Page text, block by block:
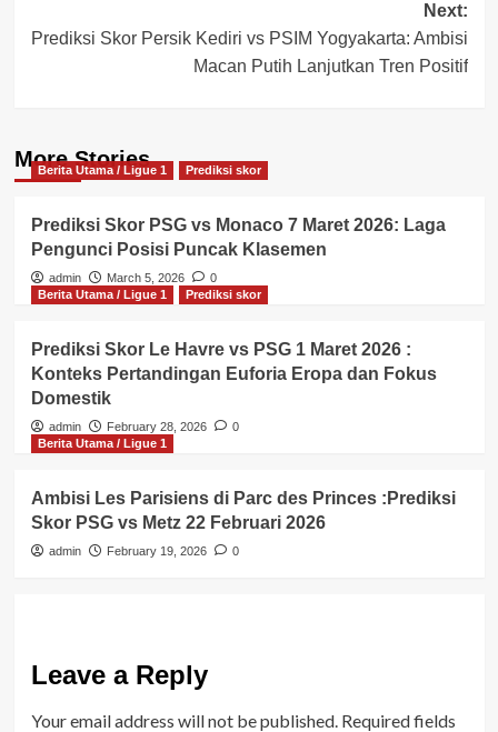
Next:
Prediksi Skor Persik Kediri vs PSIM Yogyakarta: Ambisi
Macan Putih Lanjutkan Tren Positif
More Stories
Berita Utama / Ligue 1 Prediksi skor
Prediksi Skor PSG vs Monaco 7 Maret 2026: Laga
Pengunci Posisi Puncak Klasemen
admin March 5, 2026
0
Berita Utama / Ligue 1
Prediksi skor
Prediksi Skor Le Havre vs PSG 1 Maret 2026 :
Konteks Pertandingan Euforia Eropa dan Fokus
Domestik
admin February 28, 2026
0
Berita Utama / Ligue 1
Ambisi Les Parisiens di Parc des Princes :Prediksi
Skor PSG vs Metz 22 Februari 2026
admin February 19, 2026 0
Leave a Reply
Your email address will not be published. Required fields